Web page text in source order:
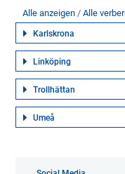
Alle anzeigen Alle
Karlskrona
Linköping
Trollhättan
Umeå